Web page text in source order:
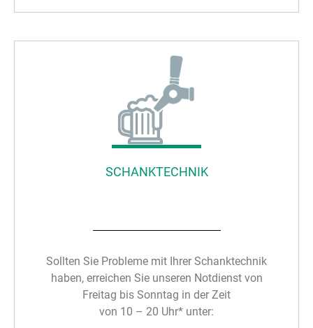
SCHANKTECHNIK
Sollten Sie Probleme mit Ihrer Schanktechnik
haben, erreichen Sie unseren Notdienst von
Freitag bis Sonntag in der Zeit
von 10 – 20 Uhr* unter: